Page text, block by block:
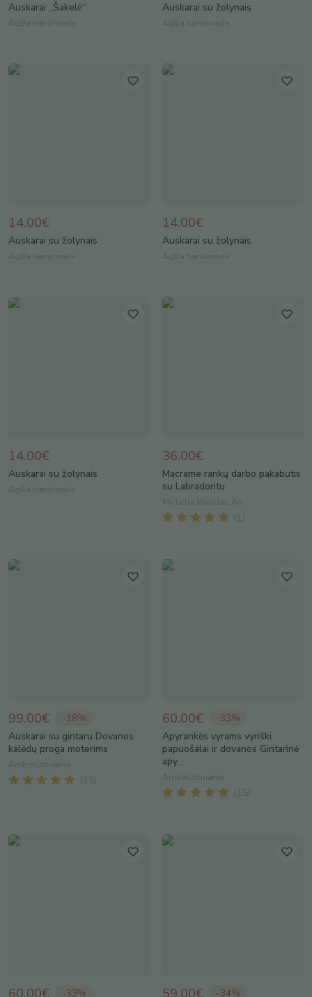
Auskarai „Šakelė“
AgBa handmade
Auskarai su žolynais
AgBa handmade
14.00€
Auskarai su žolynais
AgBa handmade
14.00€
Auskarai su žolynais
AgBa handmade
14.00€
Auskarai su žolynais
AgBa handmade
36.00€
Macrame rankų darbo pakabutis
su Labradoritu
My Little Miracles Art
( 1
99.00€ -18%
Auskarai su gintaru Dovanos
kalėdų proga moterims
AmberLithuania
( 15
60.00€ -33%
Apyrankės vyrams vyriški
papuošalai ir dovanos Gintarinė
apy...
AmberLithuania
( 15
60.00€ -33% 59.00€ -34%